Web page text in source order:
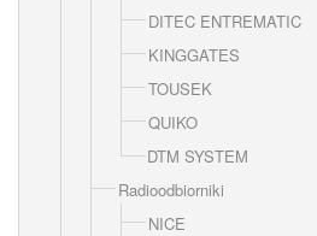
DITEC ENTREMATIC
KINGGATES
TOUSEK
QUIKO
DTM SYSTEM
Radioodbiorniki
NICE